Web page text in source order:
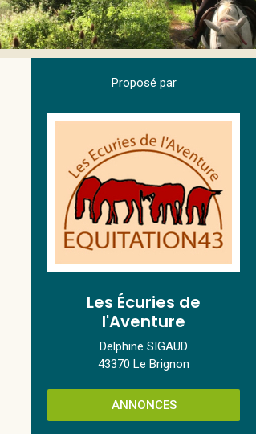
Proposé par
Les Écuries de
l'Aventure
Delphine SIGAUD
43370 Le Brignon
ANNONCES